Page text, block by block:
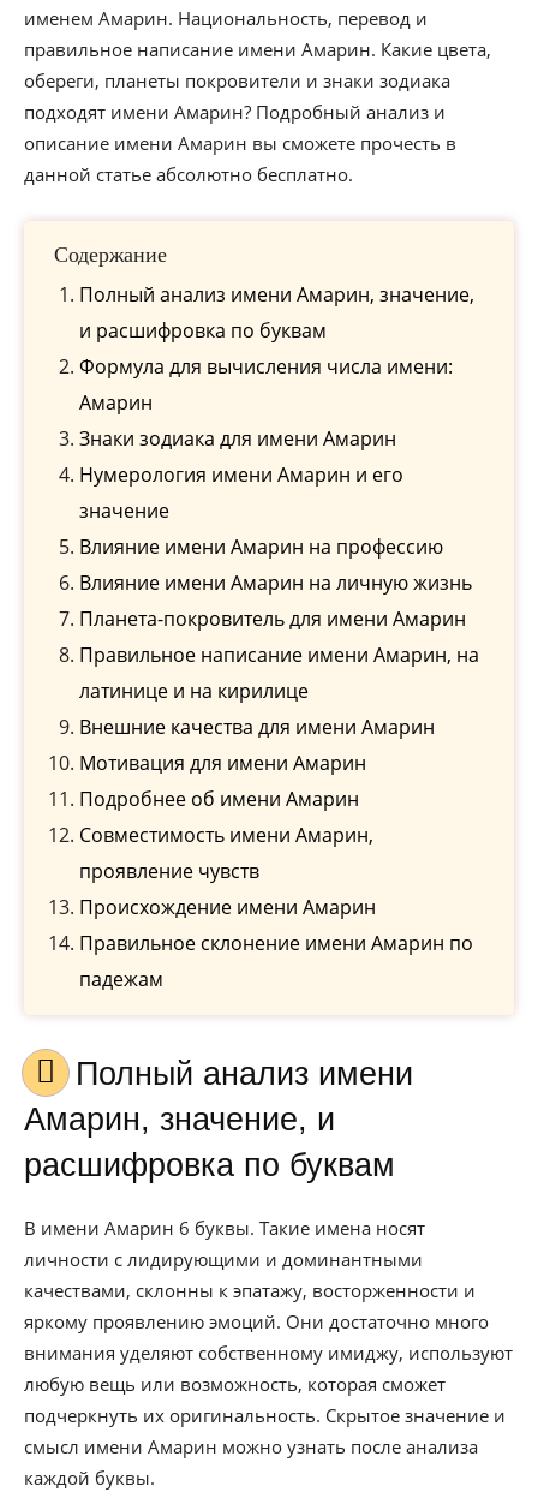
именем Амарин. Национальность, перевод и
правильное написание имени Амарин. Какие цвета,
обереги, планеты покровители и знаки зодиака
подходят имени Амарин? Подробный анализ и
описание имени Амарин вы сможете прочесть в
данной статье абсолютно бесплатно.
Содержание
Полный анализ имени Амарин, значение,
и расшифровка по буквам
Формула для вычисления числа имени:
Амарин
Знаки зодиака для имени Амарин
Нумерология имени Амарин и его
значение
Влияние имени Амарин на профессию
Влияние имени Амарин на личную жизнь
Планета-покровитель для имени Амарин
Правильное написание имени Амарин, на
латинице и на кирилице
Внешние качества для имени Амарин
Мотивация для имени Амарин
Подробнее об имени Амарин
Совместимость имени Амарин,
проявление чувств
Происхождение имени Амарин
Правильное склонение имени Амарин по
падежам
Полный анализ имени
Амарин, значение, и
расшифровка по буквам
В имени Амарин 6 буквы. Такие имена носят
личности с лидирующими и доминантными
качествами, склонны к эпатажу, восторженности и
яркому проявлению эмоций. Они достаточно много
внимания уделяют собственному имиджу, используют
любую вещь или возможность, которая сможет
подчеркнуть их оригинальность. Скрытое значение и
смысл имени Амарин можно узнать после анализа
каждой буквы.